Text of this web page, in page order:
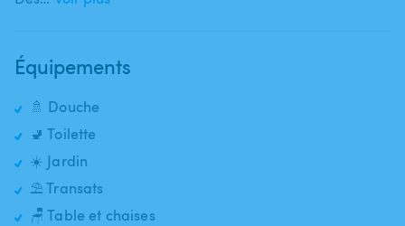
Équipements
🚿 Douche
🚽 Toilette
☀️ Jardin
⛱️ Transats
🪑 Table et chaises